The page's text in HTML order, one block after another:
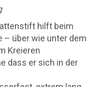
hilft beim
– über wie unter dem
Kreieren
dass er sich in der